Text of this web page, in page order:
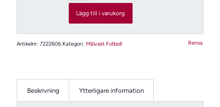
Rensa
Lägg till i varukorg
Artikelnr: 7222606 Kategori: Målvakt Fotboll
Beskrivning Ytterligare information